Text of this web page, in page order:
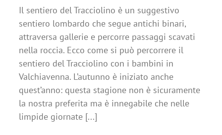
Il sentiero del Tracciolino è un suggestivo
sentiero lombardo che segue antichi binari,
attraversa gallerie e percorre passaggi scavati
nella roccia. Ecco come si può percorrere il
sentiero del Tracciolino con i bambini in
Valchiavenna. L’autunno è iniziato anche
quest’anno: questa stagione non è sicuramente
la nostra preferita ma è innegabile che nelle
limpide giornate [...]